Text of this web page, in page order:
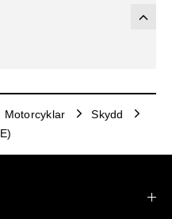
Motorcyklar
Skydd